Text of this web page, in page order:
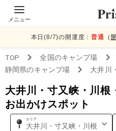
メニュー
本日(8/7)の開運度：普通 （
TOP 全国のキャンプ場
静岡県のキャンプ場 大井川
大井川・寸又峡・川根
お出かけスポット
エリア
大井川・寸又峡・川根